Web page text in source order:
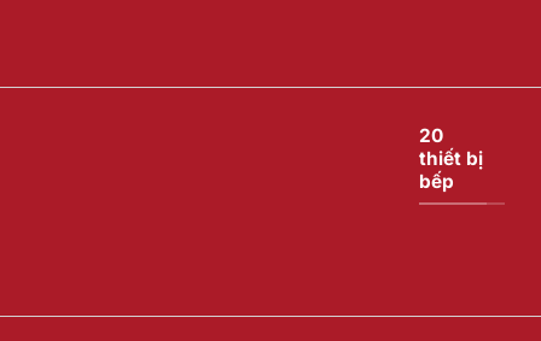
20
thiết bị
bếp